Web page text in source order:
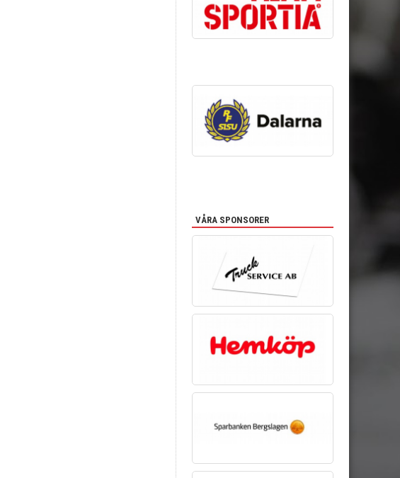
VÅRA SPONSORER